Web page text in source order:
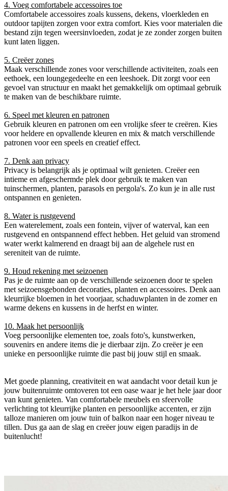
4. Voeg comfortabele accessoires toe
Comfortabele accessoires zoals kussens, dekens, vloerkleden en
outdoor tapijten zorgen voor extra comfort. Kies voor materialen die
bestand zijn tegen weersinvloeden, zodat je ze zonder zorgen buiten
kunt laten liggen.
5. Creëer zones
Maak verschillende zones voor verschillende activiteiten, zoals een
eethoek, een loungegedeelte en een leeshoek. Dit zorgt voor een
gevoel van structuur en maakt het gemakkelijk om optimaal gebruik
te maken van de beschikbare ruimte.
6. Speel met kleuren en patronen
Gebruik kleuren en patronen om een vrolijke sfeer te creëren. Kies
voor heldere en opvallende kleuren en mix & match verschillende
patronen voor een speels en creatief effect.
7. Denk aan privacy
Privacy is belangrijk als je optimaal wilt genieten. Creëer een
intieme en afgeschermde plek door gebruik te maken van
tuinschermen, planten, parasols en pergola's. Zo kun je in alle rust
ontspannen en genieten.
8. Water is rustgevend
Een waterelement, zoals een fontein, vijver of waterval, kan een
rustgevend en ontspannend effect hebben. Het geluid van stromend
water werkt kalmerend en draagt bij aan de algehele rust en
sereniteit van de ruimte.
9. Houd rekening met seizoenen
Pas je de ruimte aan op de verschillende seizoenen door te spelen
met seizoensgebonden decoraties, planten en accessoires. Denk aan
kleurrijke bloemen in het voorjaar, schaduwplanten in de zomer en
warme dekens en kussens in de herfst en winter.
10. Maak het persoonlijk
Voeg persoonlijke elementen toe, zoals foto's, kunstwerken,
souvenirs en andere items die je dierbaar zijn. Zo creëer je een
unieke en persoonlijke ruimte die past bij jouw stijl en smaak.
Met goede planning, creativiteit en wat aandacht voor detail kun je
jouw buitenruimte omtoveren tot een oase waar je het hele jaar door
van kunt genieten. Van comfortabele meubels en sfeervolle
verlichting tot kleurrijke planten en persoonlijke accenten, er zijn
talloze manieren om jouw tuin of balkon naar een hoger niveau te
tillen. Dus ga aan de slag en creëer jouw eigen paradijs in de
buitenlucht!